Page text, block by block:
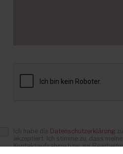
Ich habe die Datenschutzerklärung
akzeptiert. Ich stimme zu, dass
Kontaktaufnahme bzw. zur